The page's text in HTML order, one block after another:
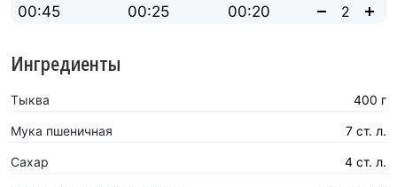
00:45 00:25 00:20
Ингредиенты
Тыква 400 г
Мука пшеничная 7 ст. л.
Сахар 4 ст. л.